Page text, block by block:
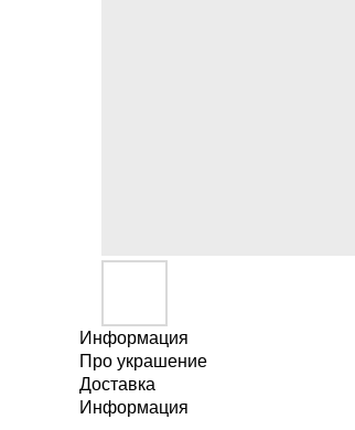
Информация
Про украшение
Доставка
Информация